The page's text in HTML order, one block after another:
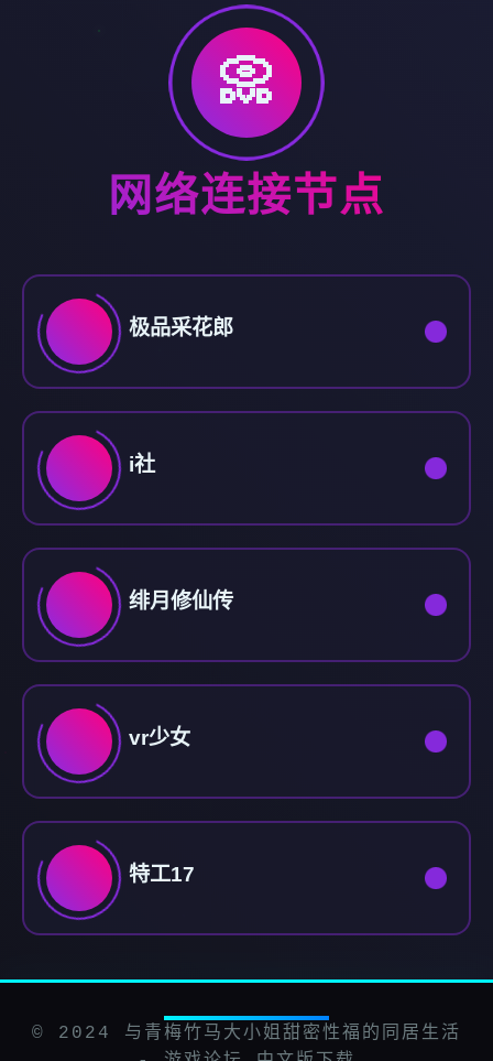
📀
网络连接节点
极品采花郎
i社
绯月修仙传
vr少女
特工17
© 2024 与青梅竹马大小姐甜密性福的同居生活